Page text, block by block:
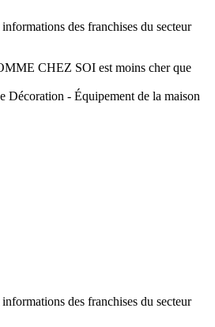
des franchises du secteur
CHEZ SOI est moins cher que
Décoration - Équipement de la maison
des franchises du secteur